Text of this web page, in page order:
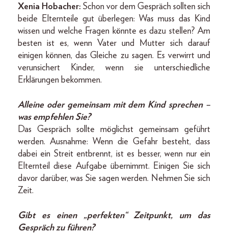
Xenia Hobacher: Schon vor dem Gespräch sollten sich
beide Elternteile gut überlegen: Was muss das Kind
wissen und welche Fragen könnte es dazu stellen? Am
besten ist es, wenn Vater und Mutter sich darauf
einigen können, das Gleiche zu sagen. Es verwirrt und
verunsichert Kinder, wenn sie unterschiedliche
Erklärungen bekommen.
Alleine oder gemeinsam mit dem Kind sprechen –
was empfehlen Sie?
Das Gespräch sollte möglichst gemeinsam geführt
werden. Ausnahme: Wenn die Gefahr besteht, dass
dabei ein Streit entbrennt, ist es besser, wenn nur ein
Elternteil diese Aufgabe übernimmt. Einigen Sie sich
davor darüber, was Sie sagen werden. Nehmen Sie sich
Zeit.
Gibt es einen „perfekten“ Zeitpunkt, um das
Gespräch zu führen?